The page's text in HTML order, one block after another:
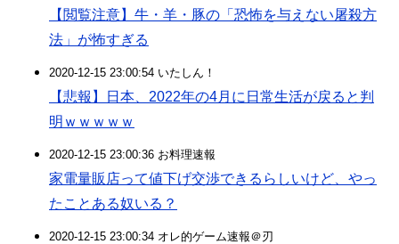
【閲覧注意】牛・羊・豚の「恐怖を与えない屠殺方
法」が怖すぎる
2020-12-15 23:00:54 いたしん！
【悲報】日本、2022年の4月に日常生活が戻ると判
明ｗｗｗｗｗ
2020-12-15 23:00:36 お料理速報
家電量販店って値下げ交渉できるらしいけど、やっ
たことある奴いる？
2020-12-15 23:00:34 オレ的ゲーム速報＠刃